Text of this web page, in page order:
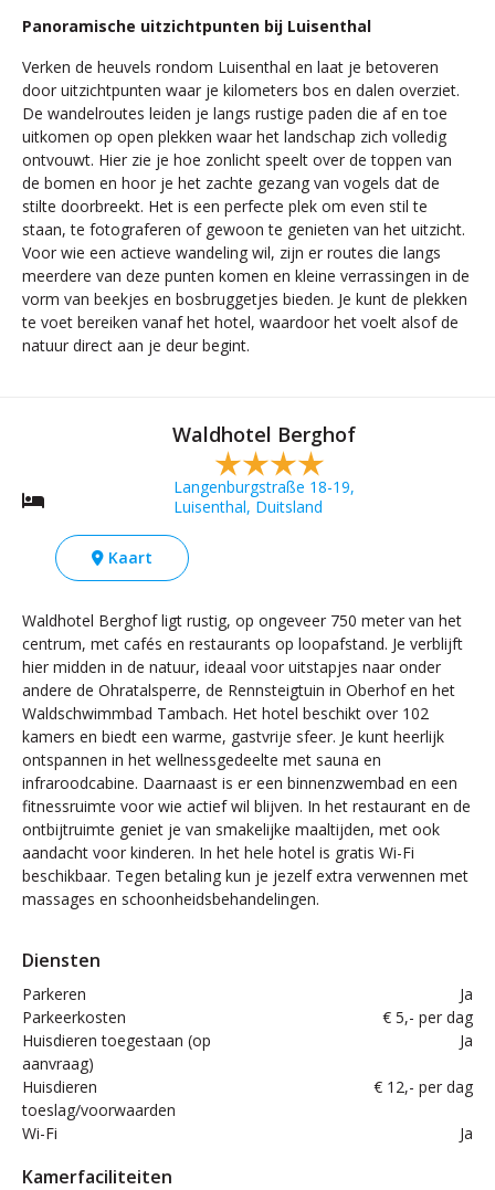
Panoramische uitzichtpunten bij Luisenthal
Verken de heuvels rondom Luisenthal en laat je betoveren
door uitzichtpunten waar je kilometers bos en dalen overziet.
De wandelroutes leiden je langs rustige paden die af en toe
uitkomen op open plekken waar het landschap zich volledig
ontvouwt. Hier zie je hoe zonlicht speelt over de toppen van
de bomen en hoor je het zachte gezang van vogels dat de
stilte doorbreekt. Het is een perfecte plek om even stil te
staan, te fotograferen of gewoon te genieten van het uitzicht.
Voor wie een actieve wandeling wil, zijn er routes die langs
meerdere van deze punten komen en kleine verrassingen in de
vorm van beekjes en bosbruggetjes bieden. Je kunt de plekken
te voet bereiken vanaf het hotel, waardoor het voelt alsof de
natuur direct aan je deur begint.
Waldhotel Berghof
Langenburgstraße 18-19,
Luisenthal, Duitsland
Kaart
Waldhotel Berghof ligt rustig, op ongeveer 750 meter van het
centrum, met cafés en restaurants op loopafstand. Je verblijft
hier midden in de natuur, ideaal voor uitstapjes naar onder
andere de Ohratalsperre, de Rennsteigtuin in Oberhof en het
Waldschwimmbad Tambach. Het hotel beschikt over 102
kamers en biedt een warme, gastvrije sfeer. Je kunt heerlijk
ontspannen in het wellnessgedeelte met sauna en
infraroodcabine. Daarnaast is er een binnenzwembad en een
fitnessruimte voor wie actief wil blijven. In het restaurant en de
ontbijtruimte geniet je van smakelijke maaltijden, met ook
aandacht voor kinderen. In het hele hotel is gratis Wi-Fi
beschikbaar. Tegen betaling kun je jezelf extra verwennen met
massages en schoonheidsbehandelingen.
Diensten
Parkeren
Ja
Parkeerkosten
€ 5,- per dag
Huisdieren toegestaan (op
aanvraag)
Ja
Huisdieren
toeslag/voorwaarden
€ 12,- per dag
Wi-Fi Ja
Kamerfaciliteiten